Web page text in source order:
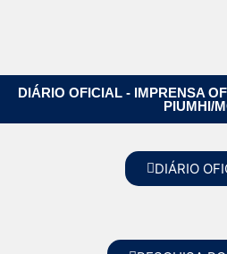
DIÁRIO OFICIAL - IMPRENSA
PIUMHI/
DIÁRIO